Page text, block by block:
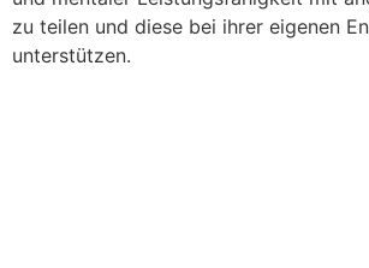
zu teilen und diese bei ihrer eigenen
unterstützen.